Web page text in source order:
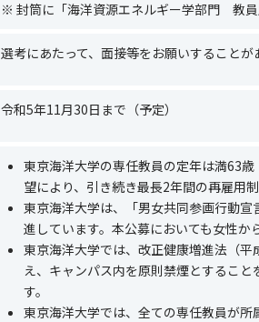
※ 封筒に「海洋資源エネルギー学部門 教員
選考にあたって、面接等をお願いすることが
令和5年11月30日まで（予定）
東京海洋大学の専任教員の定年は満63歳
望により、引き続き最長2年間の再雇用
東京海洋大学は、「男女共同参画行動
進しています。本公募においても女性か
東京海洋大学では、改正健康増進法（平
え、キャンパス内を原則禁煙とするこ
す。
東京海洋大学では、全ての専任教員が所